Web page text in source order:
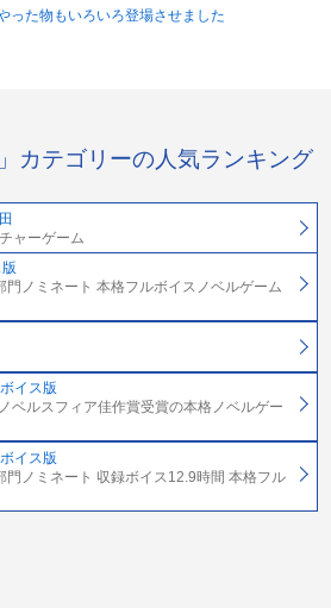
った物もいろいろ登場させました
カテゴリーの人気ランキング
ャーゲーム
門ノミネート 本格フルボイスノベルゲーム
イス版
ベルスフィア佳作賞受賞の本格ノベルゲー
イス版
門ノミネート 収録ボイス12.9時間 本格フル